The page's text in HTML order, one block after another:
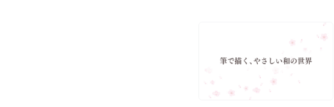
ご負担頂きました） 合計：33,300円＋送